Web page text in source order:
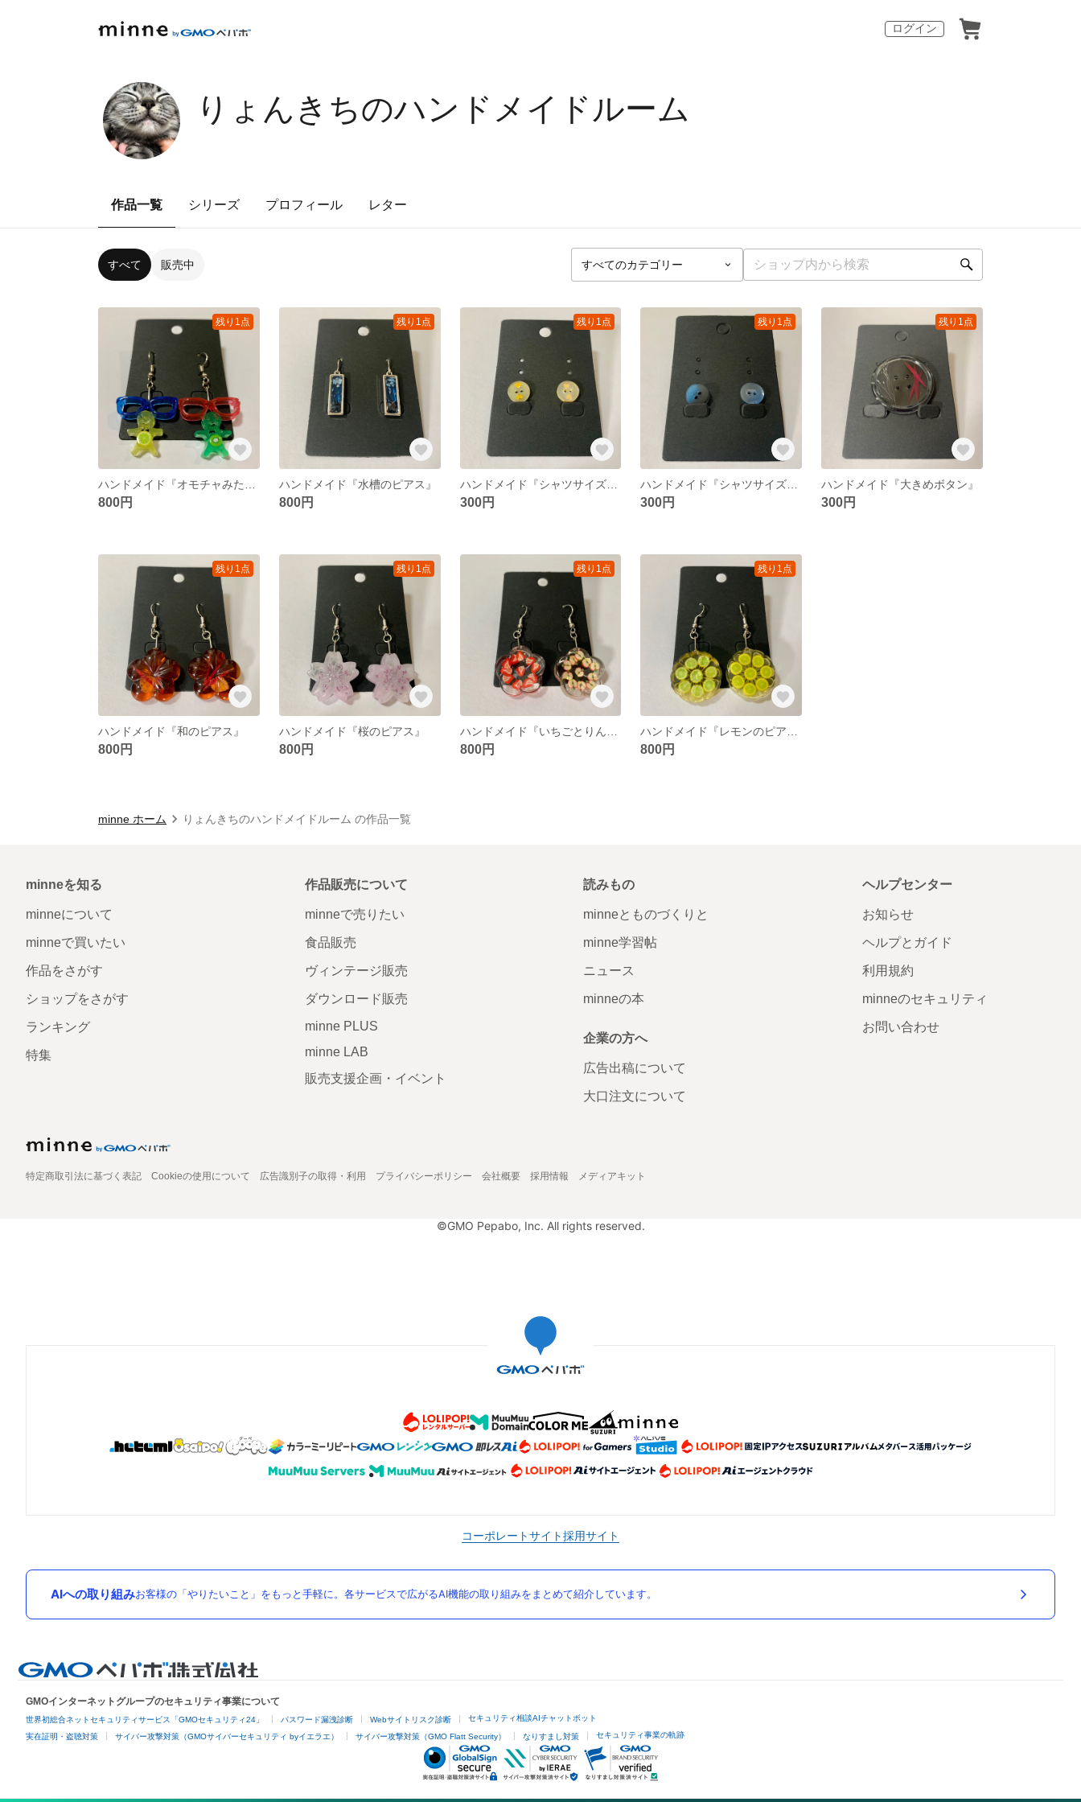
ログイン
りょんきちのハンドメイドルーム
作品一覧 シリーズ プロフィール レター
すべて 販売中
残り1点
800円
残り1点
ハンドメイド『水槽のピアス』
800円
残り1点
ハンドメイド『シャツサイズの小さなボタン2』
300円
残り1点
300円
残り1点
ハンドメイド『大きめボタン』
300円
残り1点
ハンドメイド『和のピアス』
800円
残り1点
ハンドメイド『桜のピアス』
800円
残り1点
800円
残り1点
800円
minne ホーム りょんきちのハンドメイドルーム の作品一覧
minneを知る
minneについて
minneで買いたい
作品をさがす
ショップをさがす
ランキング
特集
作品販売について
minneで売りたい
食品販売
ヴィンテージ販売
ダウンロード販売
minne PLUS
minne LAB
販売支援企画・イベント
読みもの
minneとものづくりと
minne学習帖
ニュース
minneの本
企業の方へ
広告出稿について
大口注文について
ヘルプセンター
お知らせ
ヘルプとガイド
利用規約
minneのセキュリティ
お問い合わせ
特定商取引法に基づく表記 Cookieの使用について 広告識別子の取得・利用 プライバシーポリシー 会社概要 採用情報 メディアキット
©GMO Pepabo, Inc. All rights reserved.
コーポレートサイト採用サイト
AIへの取り組みお客様の「やりたいこと」をもっと手軽に。各サービスで広がるAI機能の取り組みをまとめて紹介しています。
GMOインターネットグループのセキュリティ事業について
世界初総合ネットセキュリティサービス「GMOセキュリティ24」 パスワード漏洩診断 Webサイトリスク診断 セキュリティ相談AIチャットボット
実在証明・盗聴対策 サイバー攻撃対策（GMOサイバーセキュリティ byイエラエ） サイバー攻撃対策（GMO Flatt Security） なりすまし対策 セキュリティ事業の軌跡